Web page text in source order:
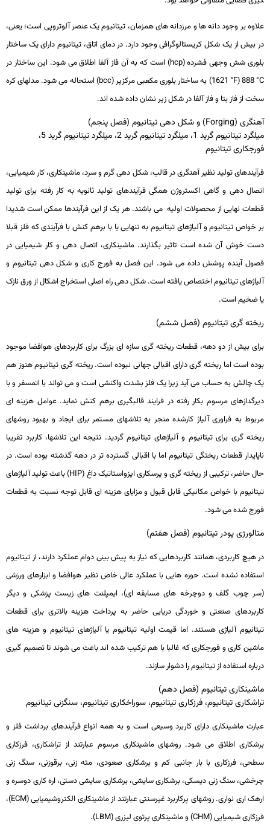
علاوه بر وجود دانه ­ها و مرزدانه­ های همزمان، تیتانیوم یک عنصر آلوتروپی است؛ یعنی،
در بیش از یک شکل کریستالوگرافی وجود دارد. در دمای اتاق، تیتانیوم دارای یک ساختار
بلوری شش­ وجهی فشرده (hcp) است که به آن فاز آلفا اطلاق می ­شود. این ساختار در
°C
888 (
°F
bcc) استحاله می ­شود. مدل­های کره
سخت از فاز بتا و فاز آلفا در شکل زیر نشان داده شده­ اند.
آهنگری (Forging) و شکل دهی تیتانیوم (فصل پنجم)
میلگرد تیتانیوم گرید 1، میلگرد تیتانیوم گرید 2، میلگرد تیتانیوم گرید 5،
فورجکاری تیتانیوم
فرآیندهای تولید نظیر آهنگری در قالب، شکل­ دهی گرم و سرد، ماشین­کاری، کار شیمیایی،
اتصال­ دهی و گاهی اکستروژن همگی فرآیندهای تولید ثانویه به کار رفته برای تولید
قطعات نهایی از محصولات اولیه می­ باشند. هر یک از این فرآیندها ممکن است شدیدا
بر خواص تیتانیوم و آلیاژهای تیتانیوم به تنهایی یا با برهم­ کنش با فرآیندی که فلز قبلا
دست خوش آن شده است تاثیر بگذارند. ماشین­کاری، اتصال­ دهی و کار شیمیایی در
فصول آینده پوشش داده می ­شود. این فصل به فورج­ کاری و شکل­ دهی تیتانیوم و
آلیاژهای تیتانیوم اختصاص یافته است. شکل­ دهی راه اصلی استخراج اشکال از ورق نازک
یا ضخیم است.
ریخته گری تیتانیوم (فصل ششم)
برای بیش از دو دهه، قطعات ریخته­ گری سازه ­ای بزرگ برای کاربردهای هوافضا موجود
بوده است اما ریخته­ گری دارای اقبالی جهانی نبوده است. ریخته­ گری تیتانیوم هنوز هم
یک چالش به حساب می­ آید زیرا یک فلز بشدت واکنشی است و می­ تواند با اتمسفر و با
دیرگدازهای مرسوم بکار رفته در فرایند قالب­گیری برهم­ کنش نماید. عوامل هزینه­ ای
مربوط به فراوری آلیاژ کارشده منجر به تلاش­های مستمر برای ایجاد و بهبود روش­های
ریخته­ گری برای تیتانیوم و آلیاژهای تیتانیوم گردید. نتیجه این تلاش­ها، کاربرد تقریبا
ناپایدار قطعات ریختگی تیتانیوم اما با اقبالی گسترد­ه ­تر در دهه گذشته بوده است. در
حال حاضر، ترکیبی از ریخته­ گری و پرسکاری ایزواستاتیک داغ (HIP) باعث تولید آلیاژهای
تیتانیوم با خواص مکانیکی قابل ­قبول و مزایای هزینه ­ای قابل­ توجه نسبت به قطعات
فورج ­شده می­ شود.
متالورژی پودر تیتانیوم (فصل هفتم)
در هیچ کاربردی، همانند کاربردهایی که نیاز به پیش­ بینی دوام عملکرد دارند، از تیتانیوم
استفاده نشده است. حوزه­ هایی با عملکرد عالی خاص نظیر هوافضا و ابزارهای ورزشی
(سر چوب گلف و دوچرخه­ های مسابقه­ ای)، ایمپلنت­ های زیست­ پزشکی و دیگر
کاربردهای صنعتی و خوردگی دریایی حاضر به پرداخت هزینه بالاتری برای قطعات
تیتانیوم آلیاژی هستند. اما قیمت اولیه تیتانیوم یا آلیاژهای تیتانیوم و هزینه­ های
ماشین­ کاری و فورج­کاری که غالبا با هم ترکیب شده اند باعث می شوند تا تصمیم­ گیری
درباره استفاده از تیتانیوم را دشوار سازند.
ماشینکاری تیتانیوم (فصل دهم)
تراشکاری تیتانیوم، فرزکاری تیتانیوم، سوراخکاری تیتانیوم، سنگزنی تیتانیوم
عبارت ماشین­کاری دارای کاربرد وسیعی است و به همه انواع فرآیندهای برداشت فلز و
برشکاری اطلاق می­ شود. روش­های ماشین­کاری مرسوم عبارتند از تراشکاری، فرزکاری
سطحی، فرزکاری با بار جانبی کم و برشکاری صعودی، مته ­زنی، برقوزنی، سنگ ­زنی
چرخشی، سنگ ­زنی دیسکی، برشکاری سایشی، برشکاری سایشی دستی، اره­ کاری دوسره و
اره­ک اری نواری. روش­های پرکاربرد غیرسنتی عبارتند از ماشین­کاری الکتروشیمیایی (ECM)،
فرزکاری شیمیایی (CHM) و ماشین­کاری پرتوی لیزری (LBM
).